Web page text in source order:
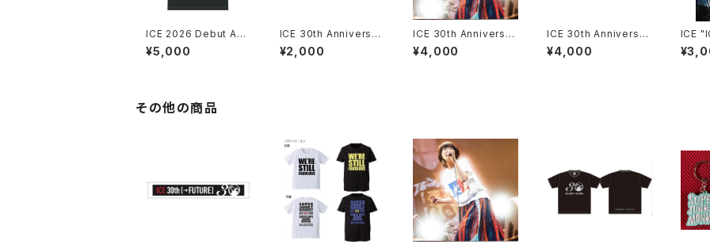
ICE 2026 Debut Ann
iversary Live “April
7” Tシャツ
¥5,000
ICE 30th Anniversar
y マフラータオル ＊ス
テッカー付き！
¥2,000
ICE 30th Anniversar
y「THIS IS ICE」Tシャ
ツ ＊ステッカー付き！
¥4,000
ICE 30th Anniversar
y ロゴTシャツ ＊ステ
ッカー付き！
¥4,000
ICE
KM
その他の商品